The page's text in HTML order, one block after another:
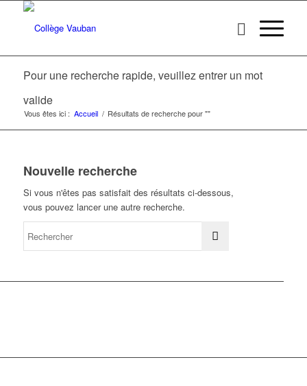
Pour une recherche rapide, veuillez entrer un mot
valide
Vous êtes ici : Accueil / Résultats de recherche pour ""
Nouvelle recherche
Si vous n'êtes pas satisfait des résultats ci-dessous,
vous pouvez lancer une autre recherche.